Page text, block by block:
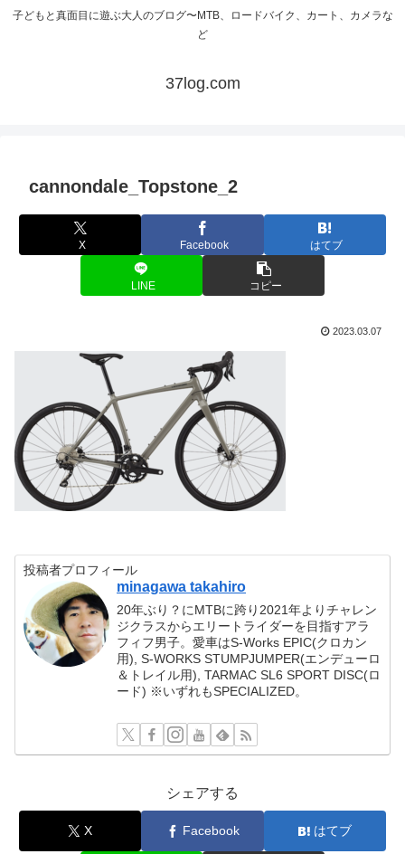
子どもと真面目に遊ぶ大人のブログ〜MTB、ロードバイク、カート、カメラな
ど
37log.com
cannondale_Topstone_2
X Facebook はてブ
LINE コピー
2023.03.07
投稿者プロフィール
minagawa takahiro
20年ぶり？にMTBに跨り2021年よりチャレン
ジクラスからエリートライダーを目指すアラ
フィフ男子。愛車はS-Works EPIC(クロカン
用), S-WORKS STUMPJUMPER(エンデューロ
＆トレイル用), TARMAC SL6 SPORT DISC(ロ
ード) ※いずれもSPECIALIZED。
シェアする
X Facebook はてブ